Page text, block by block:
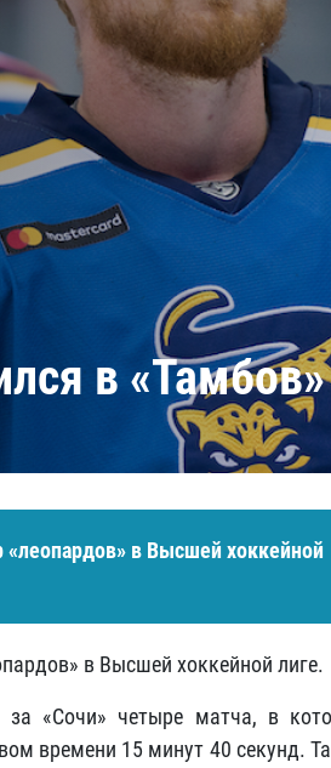
Юлаев
в «Тамбов»
в Высшей хоккейной
в Высшей хоккейной лиге.
за «Сочи» четыре матча, в
времени 15 минут 40 секунд.